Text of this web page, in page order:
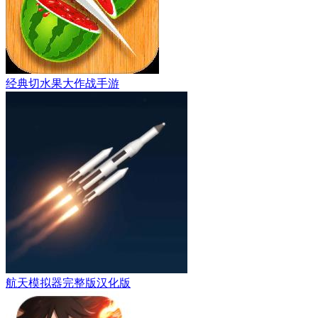
经典切水果大作战手游
航天模拟器完整版汉化版